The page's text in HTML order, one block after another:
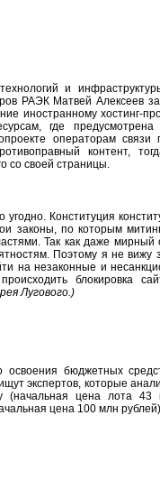
и
РАЭК Матвей Алексеев
иностранному хостинг-
где предусмотрена
операторам связи
контент,
со своей страницы.
Конституция
законы, по которым
Так как даже мирный
Поэтому я не вижу
на незаконные и
блокировка
Лугового.)
освоения бюджетных
экспертов, которые
(начальная цена лота 43
цена 100 млн